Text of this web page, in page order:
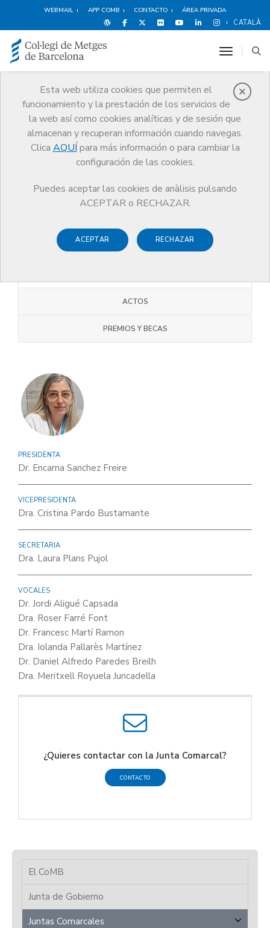
WEBMAIL APP COMB CONTACTO ÁREA PRIVADA
CATALÀ
Esta web utiliza cookies que permiten el
funcionamiento y la prestación de los servicios de
la web así como cookies analíticas y de sesión que
almacenan y recuperan información cuando navegas.
Clica AQUÍ para más información o para cambiar la
configuración de las cookies.
Puedes aceptar las cookies de anàlisis pulsando
ACEPTAR o RECHAZAR.
ACEPTAR RECHAZAR
toggle
Quiénes somos
El CoMB Juntas Comarcales
Juntas Comarcales
Bages
ACTOS
PREMIOS Y BECAS
PRESIDENTA
Dr. Encarna Sanchez Freire
VICEPRESIDENTA
Dra. Cristina Pardo Bustamante
SECRETARIA
Dra. Laura Plans Pujol
VOCALES
Dr. Jordi Aligué Capsada
Dra. Roser Farré Font
Dr. Francesc Martí Ramon
Dra. Iolanda Pallarès Martínez
Dr. Daniel Alfredo Paredes Breilh
Dra. Meritxell Royuela Juncadella
¿Quieres contactar con la Junta Comarcal?
CONTACTO
El CoMB
Junta de Gobierno
Juntas Comarcales